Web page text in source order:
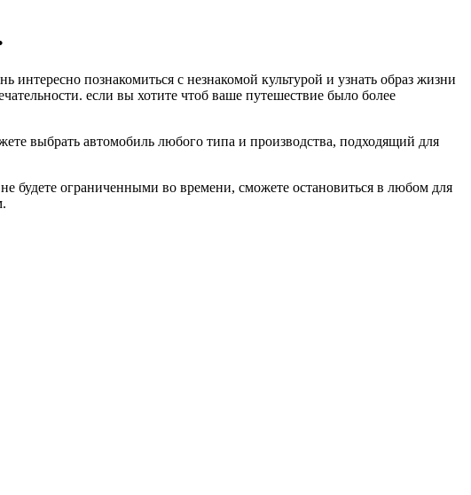
познакомиться с незнакомой культурой и узнать образ жизни
если вы хотите чтоб ваше путешествие было более
выбрать автомобиль любого типа и производства, подходящий для
будете ограниченными во времени, сможете остановиться в любом для